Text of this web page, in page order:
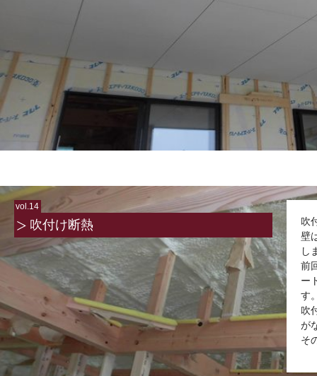
vol.14
吹付け断熱
吹
壁
し
前
ー
す
吹
が
そ